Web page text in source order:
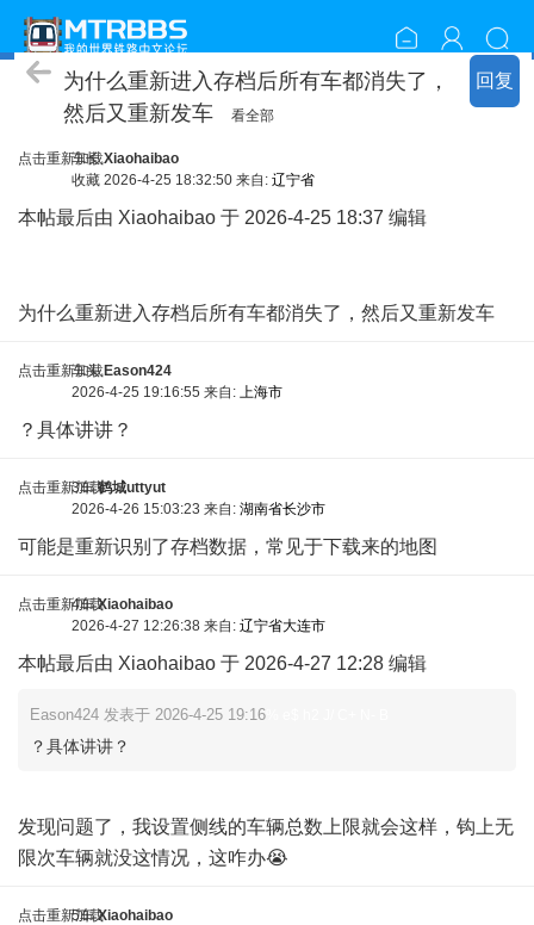
回复
周边问答
为什么重新进入存档后所有车都消失了，
然后又重新发车
看全部
点击重新加载
车长 Xiaohaibao
收藏 2026-4-25 18:32:50 来自: 辽宁省
本帖最后由 Xiaohaibao 于 2026-4-25 18:37 编辑
为什么重新进入存档后所有车都消失了，然后又重新发车
点击重新加载
车头 Eason424
2026-4-25 19:16:55 来自: 上海市
？具体讲讲？
点击重新加载
3车 鹤城uttyut
2026-4-26 15:03:23 来自: 湖南省长沙市
可能是重新识别了存档数据，常见于下载来的地图
点击重新加载
4车 Xiaohaibao
2026-4-27 12:26:38 来自: 辽宁省大连市
本帖最后由 Xiaohaibao 于 2026-4-27 12:28 编辑
Eason424 发表于 2026-4-25 19:16
？具体讲讲？
发现问题了，我设置侧线的车辆总数上限就会这样，钩上无
限次车辆就没这情况，这咋办😭
点击重新加载
5车 Xiaohaibao